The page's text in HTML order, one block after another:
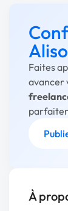
Faites
avancer
À